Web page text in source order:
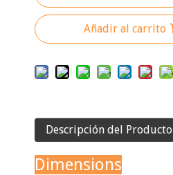
Añadir al carrito
Descripción del Producto
Dimensions